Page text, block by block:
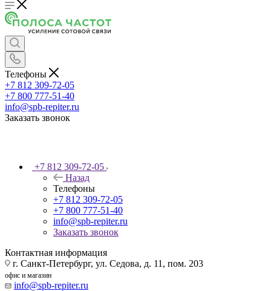
Телефоны
+7 812 309-72-05
+7 800 777-51-40
info@spb-repiter.ru
Заказать звонок
+7 812 309-72-05
Назад
Телефоны
+7 812 309-72-05
+7 800 777-51-40
info@spb-repiter.ru
Заказать звонок
Контактная информация
г. Санкт-Петербург, ул. Седова, д. 11, пом. 203
офис и магазин
info@spb-repiter.ru